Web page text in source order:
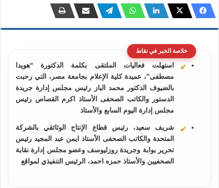
خلاصة الخبر في نقاط
استهلت فعاليات الملتقى بكلمة الدكتورة “هويدا
مصطفى”، عميدة كلية الإعلام بجامعة مصر، التي رحبت
بالضيوف الدكتور محمد الباز رئيس مجلس إدارة جريدة
الدستور والكاتب الصحفى الأستاذ اكرم القصاص رئيس
مجلس إدارة اليوم السابع والأستاذ
شريف سعيد، رئيس قطاع الإنتاج الوثائقي بالشركة
المتحدة والكاتب الصحفى الأستاذ ايمن عبد المجيد رئيس
تحرير بوابة وجريدة روزليوسف وعضو مجلس إدارة نقابة
الصحفيين والأستاذ حمزه احمد، الرئيس التنفيذي لمواقع